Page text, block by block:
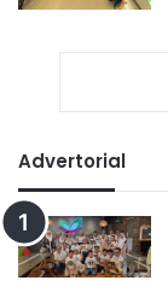
Advertorial